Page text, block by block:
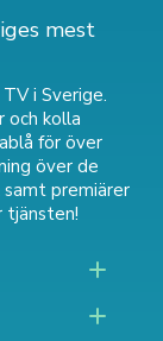
mest
i Sverige.
och kolla
för över
över de
samt premiärer
tjänsten!